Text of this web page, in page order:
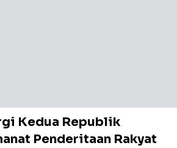
Kedua Republik
Penderitaan Rakyat